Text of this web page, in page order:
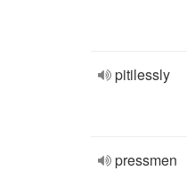
pitilessly
pressmen